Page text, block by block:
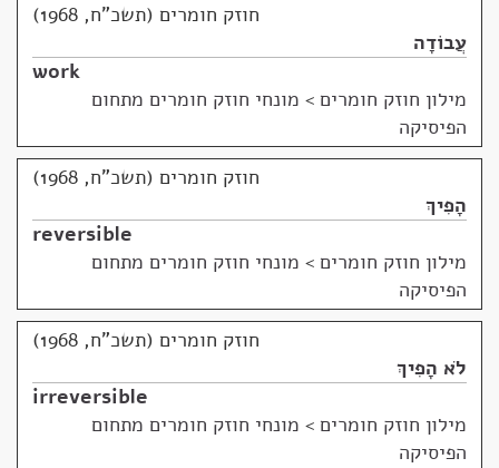
חוזק חומרים (תשכ"ח, 1968)
עֲבוֹדָה
work
מילון חוזק חומרים > מונחי חוזק חומרים מתחום
הפיסיקה
חוזק חומרים (תשכ"ח, 1968)
הָפִיךְ
reversible
מילון חוזק חומרים > מונחי חוזק חומרים מתחום
הפיסיקה
חוזק חומרים (תשכ"ח, 1968)
לֹא הָפִיךְ
irreversible
מילון חוזק חומרים > מונחי חוזק חומרים מתחום
הפיסיקה